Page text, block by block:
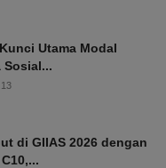
Utama Modal
Sosial...
13
di GIIAS 2026 dengan